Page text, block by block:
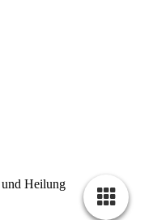
und Heilung